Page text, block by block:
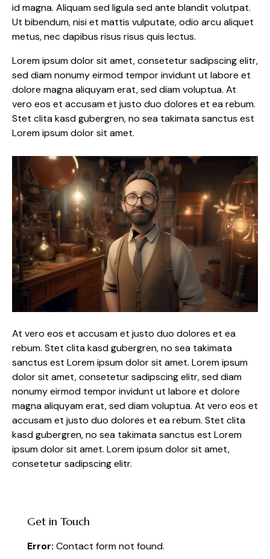
id magna. Aliquam sed ligula sed ante blandit volutpat.
Ut bibendum, nisi et mattis vulputate, odio arcu aliquet
metus, nec dapibus risus risus quis lectus.
Lorem ipsum dolor sit amet, consetetur sadipscing elitr,
sed diam nonumy eirmod tempor invidunt ut labore et
dolore magna aliquyam erat, sed diam voluptua. At
vero eos et accusam et justo duo dolores et ea rebum.
Stet clita kasd gubergren, no sea takimata sanctus est
Lorem ipsum dolor sit amet.
At vero eos et accusam et justo duo dolores et ea
rebum. Stet clita kasd gubergren, no sea takimata
sanctus est Lorem ipsum dolor sit amet. Lorem ipsum
dolor sit amet, consetetur sadipscing elitr, sed diam
nonumy eirmod tempor invidunt ut labore et dolore
magna aliquyam erat, sed diam voluptua. At vero eos et
accusam et justo duo dolores et ea rebum. Stet clita
kasd gubergren, no sea takimata sanctus est Lorem
ipsum dolor sit amet. Lorem ipsum dolor sit amet,
consetetur sadipscing elitr.
Get in Touch
Error: Contact form not found.